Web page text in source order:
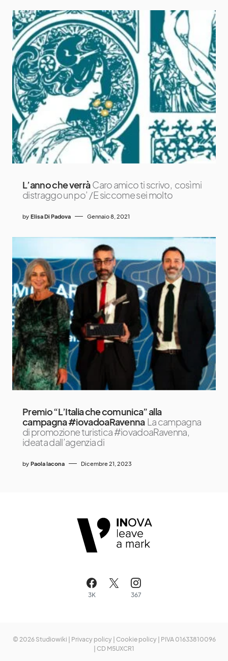
L’anno che verrà Caro amico ti scrivo, così mi
distraggo un po’ / E siccome sei molto
by Elisa Di Padova Gennaio 8, 2021
Premio “L’Italia che comunica” alla
campagna #iovadoaRavenna La campagna
di promozione turistica #iovadoaRavenna,
ideata dall’agenzia di
by Paola Iacona Dicembre 21, 2023
3K 367
© 2026 Studiowiki | Privacy policy| Cookie policy| PIVA 01633810096
| CD M5UXCR1